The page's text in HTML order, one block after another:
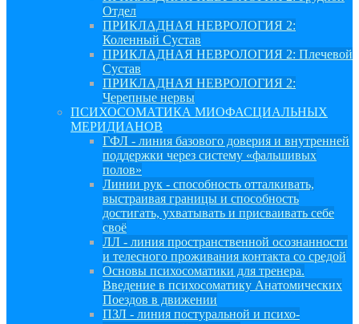
Отдел
ПРИКЛАДНАЯ НЕВРОЛОГИЯ 2:
Коленный Сустав
ПРИКЛАДНАЯ НЕВРОЛОГИЯ 2: Плечевой
Сустав
ПРИКЛАДНАЯ НЕВРОЛОГИЯ 2:
Черепные нервы
ПСИХОСОМАТИКА МИОФАСЦИАЛЬНЫХ
МЕРИДИАНОВ
ГФЛ - линия базового доверия и внутренней
поддержки через систему «фальшивых
полов»
Линии рук - способность отталкивать,
выстраивая границы и способность
достигать, ухватывать и присваивать себе
своё
ЛЛ - линия пространственной осознанности
и телесного проживания контакта со средой
Основы психосоматики для тренера.
Введение в психосоматику Анатомических
Поездов в движении
ПЗЛ - линия постуральной и психо-